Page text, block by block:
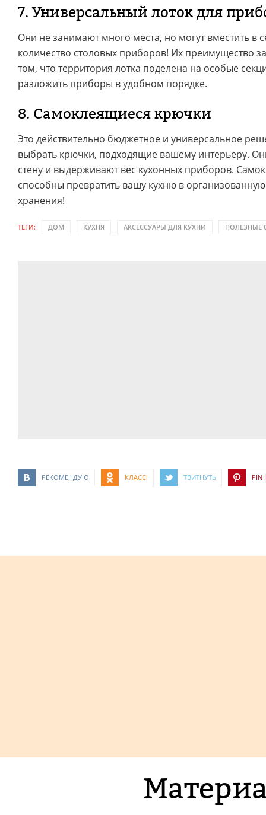
7. Универсальный лоток для
Они не занимают много места, но могут вместить в
количество столовых приборов! Их преимущество
том, что территория лотка поделена на особые
разложить приборы в удобном порядке.
8. Самоклеящиеся крючки
Это действительно бюджетное и универсальное
выбрать крючки, подходящие вашему интерьеру.
стену и выдерживают вес кухонных приборов.
способны превратить вашу кухню в
хранения!
ТЕГИ: ДОМ КУХНЯ АКСЕССУАРЫ ДЛЯ КУХНИ ПОЛЕЗНЫЕ
РЕКОМЕНДУЮ КЛАСС! ТВИТНУТЬ PIN